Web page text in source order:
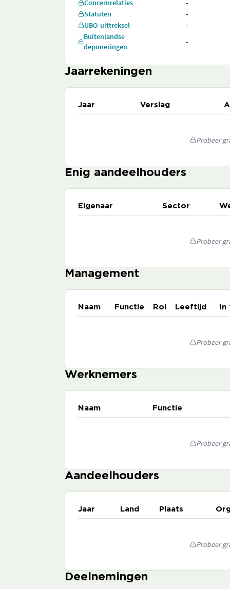
Concernrelaties
-
Statuten
-
UBO-uittreksel
-
Buitenlandse
deponeringen
-
Jaarrekeningen
Jaar Verslag
Probeer
Enig aandeelhouders
Eigenaar Sector
Probeer
Management
Naam Functie Rol Leeftijd
Probeer
Werknemers
Naam Functie
Probeer
Aandeelhouders
Jaar Land Plaats
Probeer
Deelnemingen